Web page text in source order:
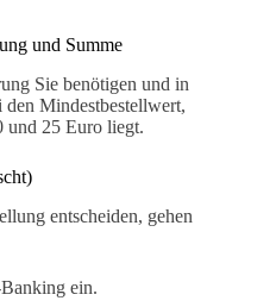
und Summe
Sie benötigen und in
Mindestbestellwert,
und 25 Euro liegt.
entscheiden, gehen
ein.